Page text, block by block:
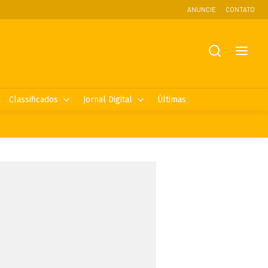
ANUNCIE CONTATO
Classificados Jornal Digital Últimas